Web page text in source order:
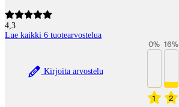
4,3
Lue kaikki 6 tuotearvostelua
Kirjoita arvostelu
1
0%
2
16%